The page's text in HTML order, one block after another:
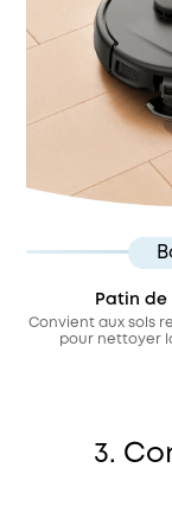
Patin
Convient aux sols
pour nettoyer
3.